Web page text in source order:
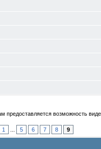
предоставляется возможность
1 5 6 7 8 9